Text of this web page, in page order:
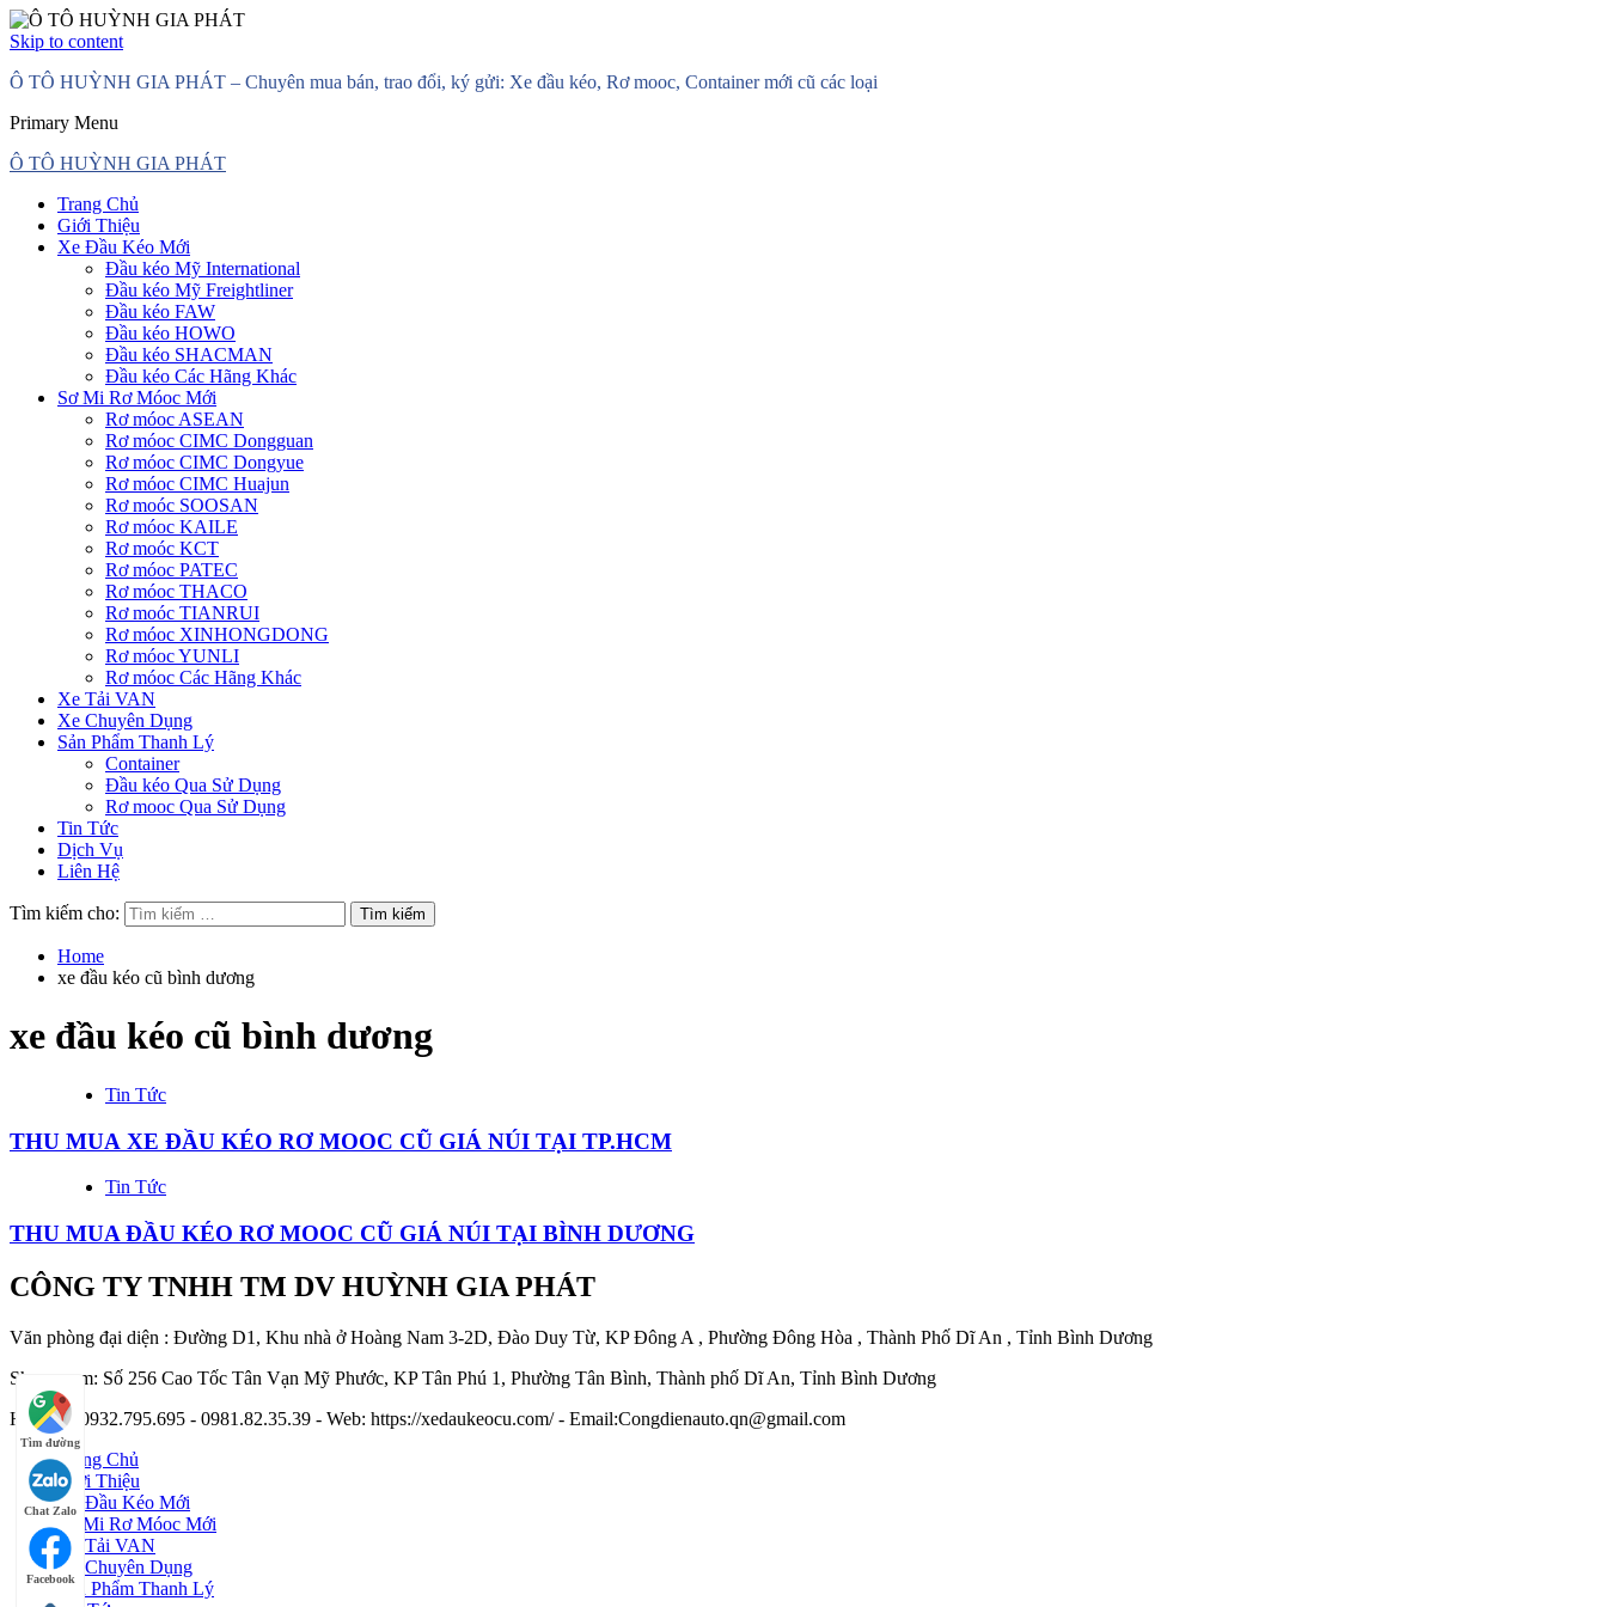
Skip to content
Ô TÔ HUỲNH GIA PHÁT – Chuyên mua bán, trao đổi, ký gửi: Xe đầu kéo, Rơ mooc, Container mới cũ các loại
Primary Menu
Ô TÔ HUỲNH GIA PHÁT
Trang Chủ
Giới Thiệu
Xe Đầu Kéo Mới
Đầu kéo Mỹ International
Đầu kéo Mỹ Freightliner
Đầu kéo FAW
Đầu kéo HOWO
Đầu kéo SHACMAN
Đầu kéo Các Hãng Khác
Sơ Mi Rơ Móoc Mới
Rơ móoc ASEAN
Rơ móoc CIMC Dongguan
Rơ móoc CIMC Dongyue
Rơ móoc CIMC Huajun
Rơ moóc SOOSAN
Rơ móoc KAILE
Rơ moóc KCT
Rơ móoc PATEC
Rơ móoc THACO
Rơ moóc TIANRUI
Rơ móoc XINHONGDONG
Rơ móoc YUNLI
Rơ móoc Các Hãng Khác
Xe Tải VAN
Xe Chuyên Dụng
Sản Phẩm Thanh Lý
Container
Đầu kéo Qua Sử Dụng
Rơ mooc Qua Sử Dụng
Tin Tức
Dịch Vụ
Liên Hệ
Tìm kiếm cho:
Home
xe đầu kéo cũ bình dương
xe đầu kéo cũ bình dương
Tin Tức
THU MUA XE ĐẦU KÉO RƠ MOOC CŨ GIÁ NÚI TẠI TP.HCM
Tin Tức
THU MUA ĐẦU KÉO RƠ MOOC CŨ GIÁ NÚI TẠI BÌNH DƯƠNG
CÔNG TY TNHH TM DV HUỲNH GIA PHÁT
Văn phòng đại diện : Đường D1, Khu nhà ở Hoàng Nam 3-2D, Đào Duy Từ, KP Đông A , Phường Đông Hòa , Thành Phố Dĩ An , Tỉnh Bình Dương
Showroom: Số 256 Cao Tốc Tân Vạn Mỹ Phước, KP Tân Phú 1, Phường Tân Bình, Thành phố Dĩ An, Tỉnh Bình Dương
Hotline : 0932.795.695 - 0981.82.35.39 - Web: https://xedaukeocu.com/ - Email:Congdienauto.qn@gmail.com
Tìm đường
Chat Zalo
Facebook
Trang Chủ
Giới Thiệu
Xe Đầu Kéo Mới
Sơ Mi Rơ Móoc Mới
Xe Tải VAN
Xe Chuyên Dụng
Sản Phẩm Thanh Lý